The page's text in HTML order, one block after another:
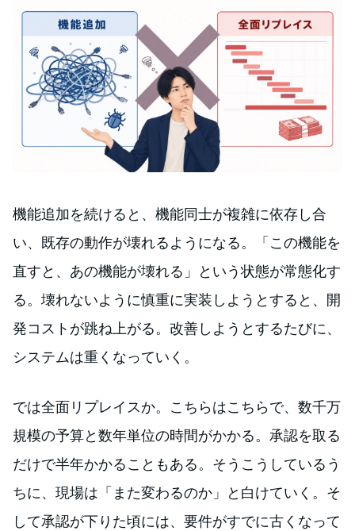
機能追加を続けると、機能同士が複雑に依存し合
い、既存の動作が壊れるようになる。「この機能を
直すと、あの機能が壊れる」という状態が常態化す
る。壊れないように慎重に実装しようとすると、開
発コストが跳ね上がる。改善しようとするたびに、
システムは重くなっていく。
では全面リプレイスか。こちらはこちらで、数千万
規模の予算と数年単位の時間がかかる。承認を取る
だけで半年かかることもある。そうこうしているう
ちに、現場は「また変わるのか」と白けていく。そ
して承認が下りた頃には、要件がすでに古くなって